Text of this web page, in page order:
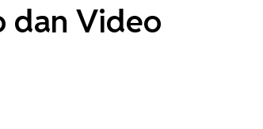
dan Video